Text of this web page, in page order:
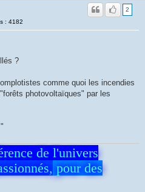
: 4182
2
?
comme quoi les incendies
photovoltaïques" par les
de l'univers
pour des